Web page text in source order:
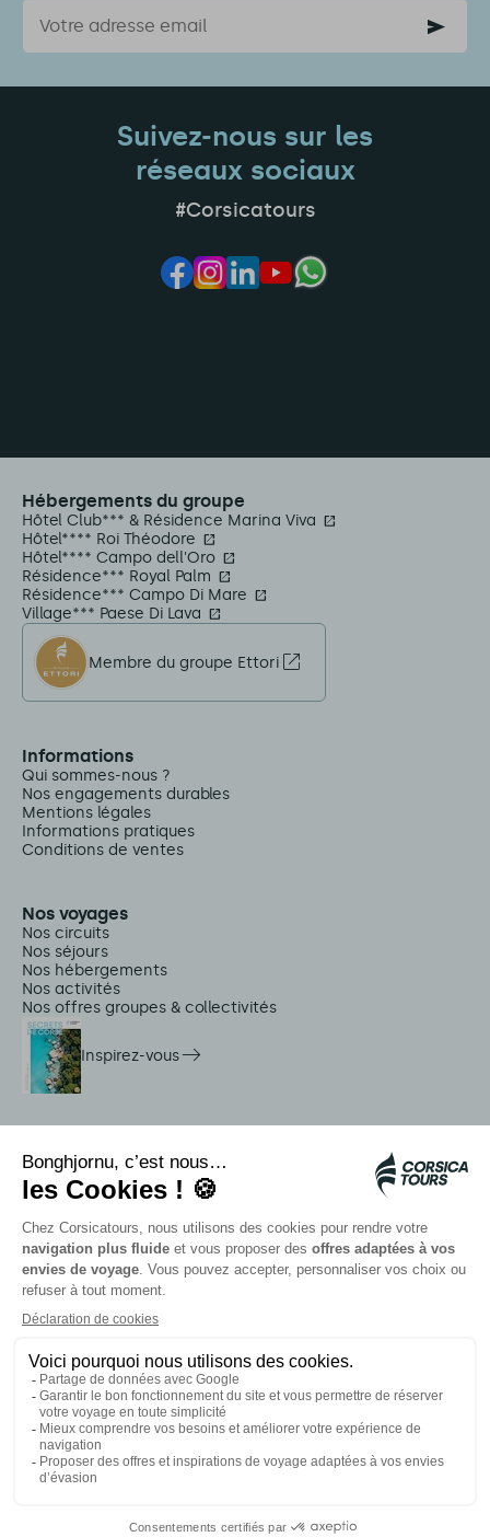
Courriel
Suivez-nous sur les
réseaux sociaux
#Corsicatours
Hébergements du groupe
Hôtel Club*** & Résidence Marina Viva
Hôtel**** Roi Théodore
Hôtel**** Campo dell'Oro
Résidence*** Royal Palm
Résidence*** Campo Di Mare
Village*** Paese Di Lava
Membre du groupe Ettori
Informations
Qui sommes-nous ?
Nos engagements durables
Mentions légales
Informations pratiques
Conditions de ventes
Nos voyages
Nos circuits
Nos séjours
Nos hébergements
Nos activités
Nos offres groupes & collectivités
Inspirez-vous
Navettes Citadina
Alerte méduse
Autocars rapides bleus
Contactez nos conseillers
Nos partenaires